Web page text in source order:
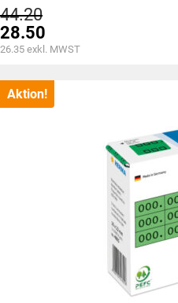
44.20Ursprünglicher
Preis
war:
CHF44.20
28.50
Aktueller
ist:
CHF28.50.
26.35 exkl. MWST
Aktion!